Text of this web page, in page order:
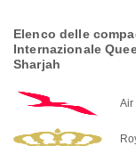
Elenco delle
Internazionale
Sharjah
Air